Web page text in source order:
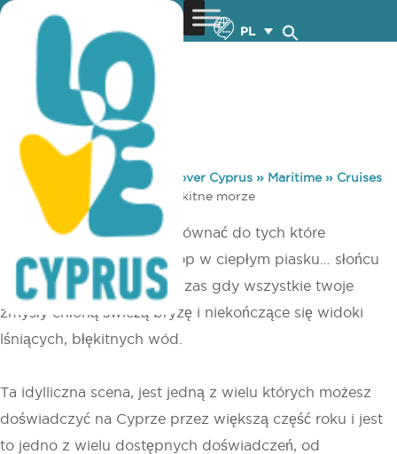
PL
You are here: Home »Discover Cyprus » Maritime» Cruises
Złote słońce i głębokie błękitne morze
Niewiele uczuć można porównać do tych które
towarzyszą zanurzeniu stóp w ciepłym piasku… słońcu
pieszczącemu skórę, podczas gdy wszystkie twoje
zmysły chłoną świeżą bryzę i niekończące się widoki
lśniących, błękitnych wód.
Ta idylliczna scena, jest jedną z wielu których możesz
doświadczyć na Cyprze przez większą część roku i jest
to jedno z wielu dostępnych doświadczeń, od